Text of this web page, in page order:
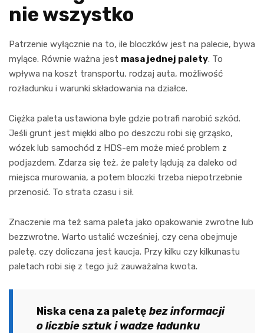
nie wszystko
Patrzenie wyłącznie na to, ile bloczków jest na palecie, bywa
mylące. Równie ważna jest masa jednej palety. To
wpływa na koszt transportu, rodzaj auta, możliwość
rozładunku i warunki składowania na działce.
Ciężka paleta ustawiona byle gdzie potrafi narobić szkód.
Jeśli grunt jest miękki albo po deszczu robi się grząsko,
wózek lub samochód z HDS-em może mieć problem z
podjazdem. Zdarza się też, że palety lądują za daleko od
miejsca murowania, a potem bloczki trzeba niepotrzebnie
przenosić. To strata czasu i sił.
Znaczenie ma też sama paleta jako opakowanie zwrotne lub
bezzwrotne. Warto ustalić wcześniej, czy cena obejmuje
paletę, czy doliczana jest kaucja. Przy kilku czy kilkunastu
paletach robi się z tego już zauważalna kwota.
Niska cena za paletę bez informacji
o liczbie sztuk i wadze ładunku